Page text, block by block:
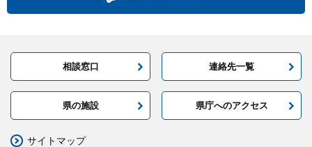
相談窓口 連絡先一覧
県の施設 県庁へのアクセス
サイトマップ